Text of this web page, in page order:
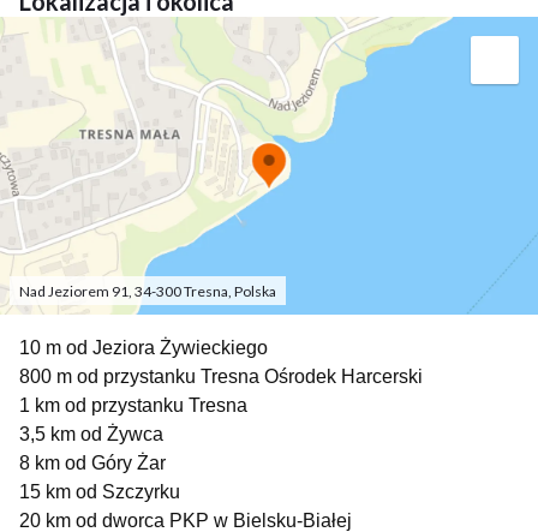
Nad Jeziorem 91, 34-300 Tresna, Polska
10 m od Jeziora Żywieckiego
800 m od przystanku Tresna Ośrodek Harcerski
1 km od przystanku Tresna
3,5 km od Żywca
8 km od Góry Żar
15 km od Szczyrku
20 km od dworca PKP w Bielsku-Białej